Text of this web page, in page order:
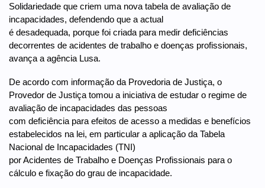
Solidariedade que criem uma nova tabela de avaliação de
incapacidades, defendendo que a actual
é desadequada, porque foi criada para medir deficiências
decorrentes de acidentes de trabalho e doenças profissionais,
avança a agência Lusa.
De acordo com informação da Provedoria de Justiça, o
Provedor de Justiça tomou a iniciativa de estudar o regime de
avaliação de incapacidades das pessoas
com deficiência para efeitos de acesso a medidas e benefícios
estabelecidos na lei, em particular a aplicação da Tabela
Nacional de Incapacidades (TNI)
por Acidentes de Trabalho e Doenças Profissionais para o
cálculo e fixação do grau de incapacidade.